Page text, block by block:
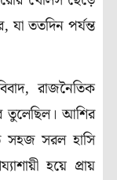
যা ততদিন পর্যন্ত
রাজনৈতিক
তুলেছিল। আশির
সহজ সরল হাসি
হয়ে প্রায়